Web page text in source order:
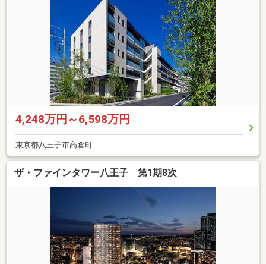
4,248万円～6,598万円
東京都八王子市高倉町
ザ・ファインタワー八王子 第1期8次